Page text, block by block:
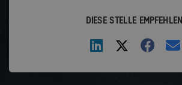
DIESE STELLE EMPFEHLEN